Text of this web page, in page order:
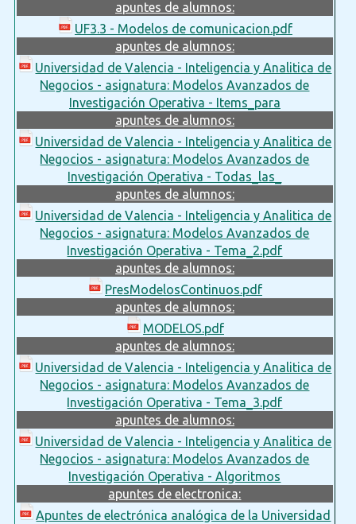
apuntes de alumnos:
UF3.3 - Modelos de comunicacion.pdf
apuntes de alumnos:
Universidad de Valencia - Inteligencia y Analitica de
Negocios - asignatura: Modelos Avanzados de
Investigación Operativa - Items_para
apuntes de alumnos:
Universidad de Valencia - Inteligencia y Analitica de
Negocios - asignatura: Modelos Avanzados de
Investigación Operativa - Todas_las_
apuntes de alumnos:
Universidad de Valencia - Inteligencia y Analitica de
Negocios - asignatura: Modelos Avanzados de
Investigación Operativa - Tema_2.pdf
apuntes de alumnos:
PresModelosContinuos.pdf
apuntes de alumnos:
MODELOS.pdf
apuntes de alumnos:
Universidad de Valencia - Inteligencia y Analitica de
Negocios - asignatura: Modelos Avanzados de
Investigación Operativa - Tema_3.pdf
apuntes de alumnos:
Universidad de Valencia - Inteligencia y Analitica de
Negocios - asignatura: Modelos Avanzados de
Investigación Operativa - Algoritmos
apuntes de electronica:
Apuntes de electrónica analógica de la Universidad